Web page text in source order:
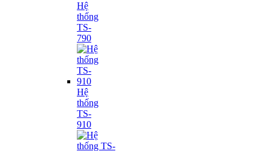
Hệ
thống
TS-
790
Hệ
thống
TS-
910